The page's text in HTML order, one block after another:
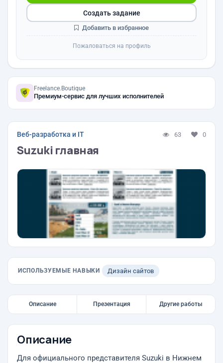
Создать задание
Добавить в избранное
Пожаловаться на профиль
Freelance.Boutique
Премиум-сервис для лучших исполнителей
Веб-разработка и IT 63 0
Suzuki главная
ИСПОЛЬЗУЕМЫЕ НАВЫКИ Дизайн сайтов
Описание Презентация Другие работы
Описание
Для официального представителя Suzuki в Нижнем